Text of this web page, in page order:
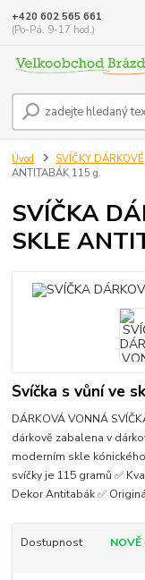
+420 602 565 661
(Po-Pá, 9-17 hod.)
Úvod SVÍČKY DÁRKOVÉ
ANTITABÁK 115 g.
SVÍČKA
SKLE
Svíčka s vůní ve
DÁRKOVÁ VONNÁ
dárkově zabalena v
moderním skle
svíčky je 115 gramů ✅
Dekor Antitabák ✅
Dostupnost